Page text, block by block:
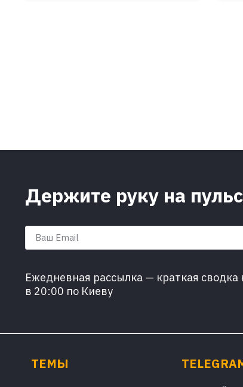
Держите руку на
Ежедневная рассылка — краткая
в 20:00 по Киеву
ТЕМЫ